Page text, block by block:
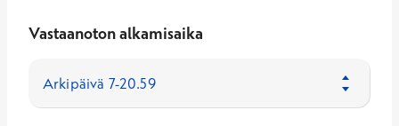
Vastaanoton alkamisaika